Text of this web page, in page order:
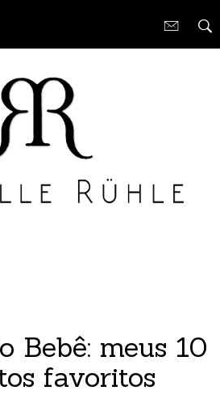
Bebê: meus 10
favoritos